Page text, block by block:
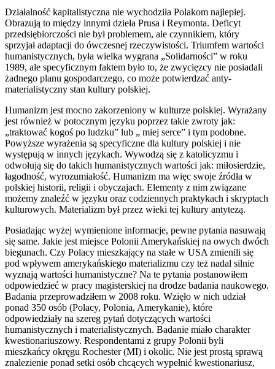
Działalność kapitalistyczna nie wychodziła Polakom najlepiej.
Obrazują to między innymi dzieła Prusa i Reymonta. Deficyt
przedsiębiorczości nie był problemem, ale czynnikiem, który
sprzyjał adaptacji do ówczesnej rzeczywistości. Triumfem wartości
humanistycznych, była wielka wygrana „Solidarności” w roku
1989, ale specyficznym faktem było to, że zwycięzcy nie posiadali
żadnego planu gospodarczego, co może potwierdzać anty-
materialistyczny stan kultury polskiej.
Humanizm jest mocno zakorzeniony w kulturze polskiej. Wyrażany
jest również w potocznym języku poprzez takie zwroty jak:
„traktować kogoś po ludzku” lub „ miej serce” i tym podobne.
Powyższe wyrażenia są specyficzne dla kultury polskiej i nie
występują w innych językach. Wywodzą się z katolicyzmu i
odwołują się do takich humanistycznych wartości jak: miłosierdzie,
łagodność, wyrozumiałość. Humanizm ma więc swoje źródła w
polskiej historii, religii i obyczajach. Elementy z nim związane
możemy znaleźć w języku oraz codziennych praktykach i skryptach
kulturowych. Materializm był przez wieki tej kultury antytezą.
Posiadając wyżej wymienione informacje, pewne pytania nasuwają
się same. Jakie jest miejsce Polonii Amerykańskiej na owych dwóch
biegunach. Czy Polacy mieszkający na stałe w USA zmienili się
pod wpływem amerykańskiego materializmu czy też nadal silnie
wyznają wartości humanistyczne? Na te pytania postanowiłem
odpowiedzieć w pracy magisterskiej na drodze badania naukowego.
Badania przeprowadziłem w 2008 roku. Wzięło w nich udział
ponad 350 osób (Polacy, Polonia, Amerykanie), które
odpowiedziały na szereg pytań dotyczących wartości
humanistycznych i materialistycznych. Badanie miało charakter
kwestionariuszowy. Respondentami z grupy Polonii byli
mieszkańcy okręgu Rochester (MI) i okolic. Nie jest prostą sprawą
znalezienie ponad setki osób chcących wypełnić kwestionariusz,